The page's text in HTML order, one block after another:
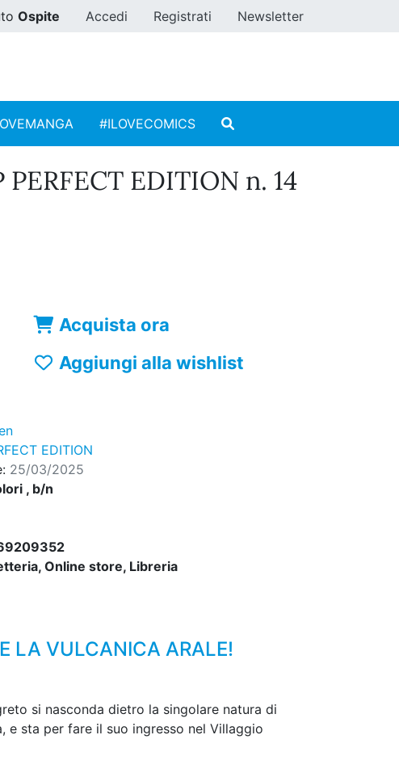
Ospite Accedi Registrati Newsletter
#ILOVECOMICS
PERFECT EDITION n. 14
Acquista ora
Aggiungi alla wishlist
EDITION
25/03/2025
, b/n
Online store, Libreria
LA VULCANICA ARALE!
si nasconda dietro la singolare natura di
e sta per fare il suo ingresso nel Villaggio